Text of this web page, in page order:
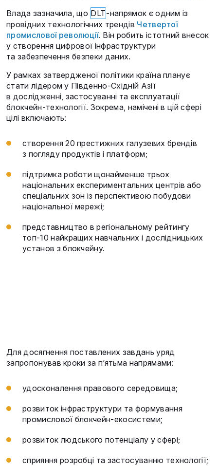
Влада зазначила, що DLT-напрямок є одним із
провідних технологічних трендів Четвертої
промислової революції. Він робить істотний внесок
у створення цифрової інфраструктури
та забезпечення безпеки даних.
У рамках затвердженої політики країна планує
стати лідером у Південно-Східній Азії
в дослідженні, застосуванні та експлуатації
блокчейн-технології. Зокрема, намічені в цій сфері
цілі включають:
створення 20 престижних галузевих брендів
з погляду продуктів і платформ;
підтримка роботи щонайменше трьох
національних експериментальних центрів або
спеціальних зон із перспективою побудови
національної мережі;
представництво в регіональному рейтингу
топ-10 найкращих навчальних і дослідницьких
установ з блокчейну.
Для досягнення поставлених завдань уряд
запропонував кроки за п’ятьма напрямами:
удосконалення правового середовища;
розвиток інфраструктури та формування
промислової блокчейн-екосистеми;
розвиток людського потенціалу у сфері;
сприяння розробці та застосуванню технології;